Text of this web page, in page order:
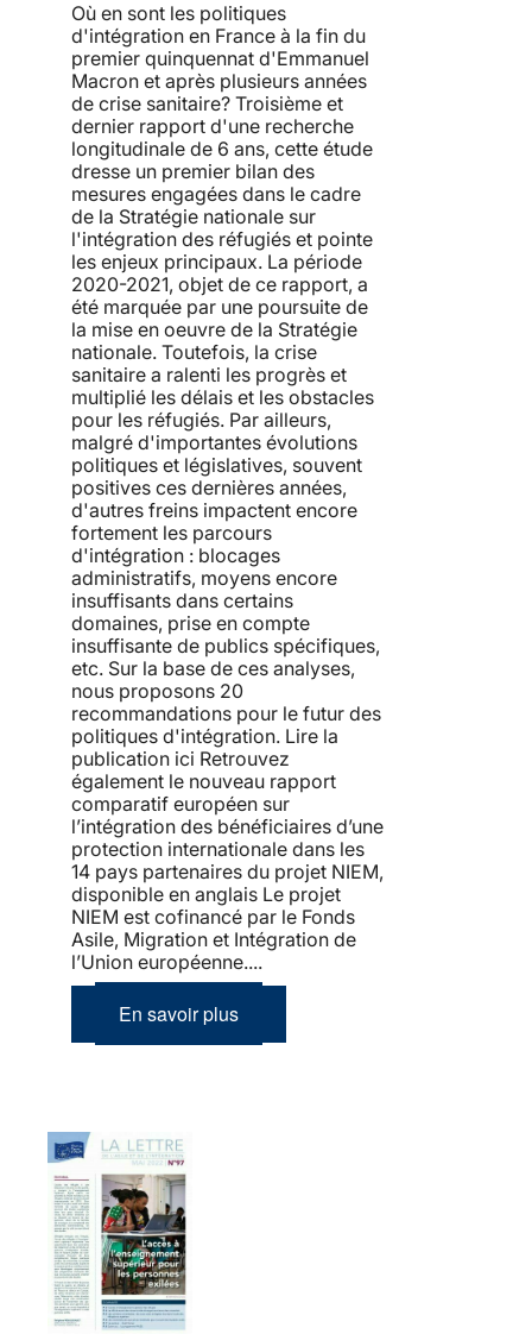
Où en sont les politiques
d'intégration en France à la fin du
premier quinquennat d'Emmanuel
Macron et après plusieurs années
de crise sanitaire? Troisième et
dernier rapport d'une recherche
longitudinale de 6 ans, cette étude
dresse un premier bilan des
mesures engagées dans le cadre
de la Stratégie nationale sur
l'intégration des réfugiés et pointe
les enjeux principaux. La période
2020-2021, objet de ce rapport, a
été marquée par une poursuite de
la mise en oeuvre de la Stratégie
nationale. Toutefois, la crise
sanitaire a ralenti les progrès et
multiplié les délais et les obstacles
pour les réfugiés. Par ailleurs,
malgré d'importantes évolutions
politiques et législatives, souvent
positives ces dernières années,
d'autres freins impactent encore
fortement les parcours
d'intégration : blocages
administratifs, moyens encore
insuffisants dans certains
domaines, prise en compte
insuffisante de publics spécifiques,
etc. Sur la base de ces analyses,
nous proposons 20
recommandations pour le futur des
politiques d'intégration. Lire la
publication ici Retrouvez
également le nouveau rapport
comparatif européen sur
l’intégration des bénéficiaires d’une
protection internationale dans les
14 pays partenaires du projet NIEM,
disponible en anglais Le projet
NIEM est cofinancé par le Fonds
Asile, Migration et Intégration de
l’Union européenne....
En savoir plus